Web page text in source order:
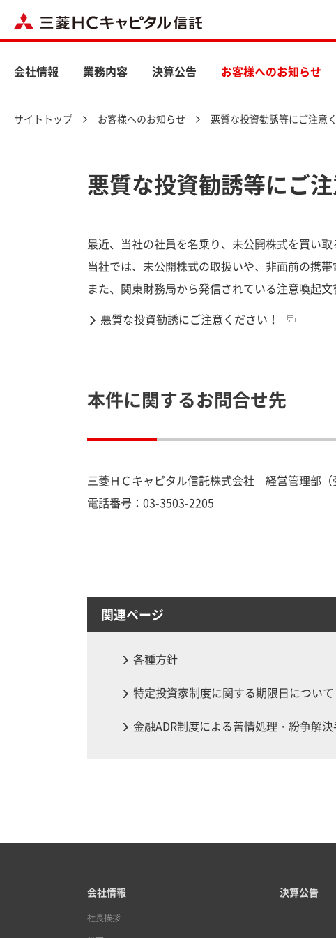
会社情報 業務内容 決算公告 お客様へのお知らせ
サイトトップ お客様へのお知らせ 悪質な投資勧誘等にご注意
悪質な投資勧誘等にご
最近、当社の社員を名乗り、未公開株式を買い
当社では、未公開株式の取扱いや、非面前の携
また、関東財務局から発信されている注意喚起文
悪質な投資勧誘にご注意ください！
本件に関するお問合せ先
三菱ＨＣキャピタル信託株式会社 経営管理部（
電話番号： 03-3503-2205
関連ページ
各種方針
特定投資家制度に関する期限日について
金融ADR制度による苦情処理・紛争解決
会社情報
社長挨拶
決算公告